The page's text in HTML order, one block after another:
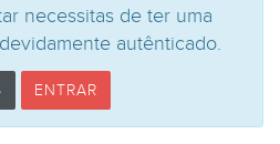
necessitas de ter uma
autênticado.
ENTRAR